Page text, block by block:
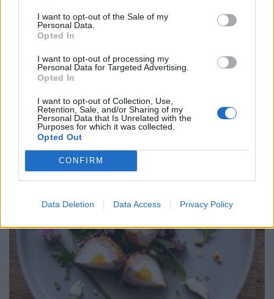
I want to opt-out of the Sale of my
Personal Data.
Opted In
I want to opt-out of processing my
Personal Data for Targeted Advertising.
Opted In
I want to opt-out of Collection, Use,
Retention, Sale, and/or Sharing of my
Personal Data that Is Unrelated with the
Purposes for which it was collected.
Opted Out
CONFIRM
Data Deletion Data Access Privacy Policy
λαχταριστά νηστίσιμα γλυκά
ΕΥ ΖΗΝ 07/08/2026 - 12:33